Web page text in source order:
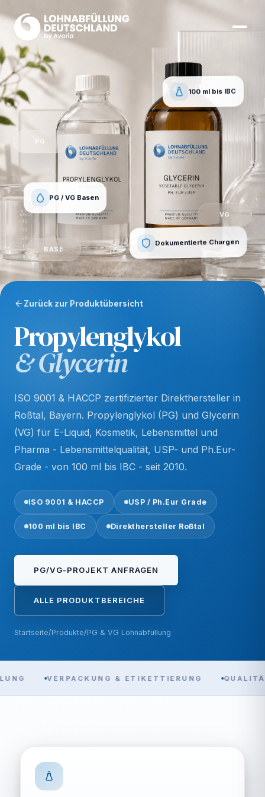
Zurück zur Produktübersicht
Propylenglykol
& Glycerin
ISO 9001 & HACCP zertifizierter Direkthersteller in
Roßtal, Bayern. Propylenglykol (PG) und Glycerin
(VG) für E-Liquid, Kosmetik, Lebensmittel und
Pharma - Lebensmittelqualität, USP- und Ph.Eur-
Grade - von 100 ml bis IBC - seit 2010.
ISO 9001 & HACCP USP / Ph.Eur Grade
100 ml bis IBC Direkthersteller Roßtal
PG/VG-PROJEKT ANFRAGEN
ALLE PRODUKTBEREICHE
100 ml bis IBC
PG / VG Basen
Dokumentierte Chargen
PG
VG
BASE
Startseite/Produkte/PG & VG Lohnabfüllung
VERPACKUNG & ETIKETTIERUNG